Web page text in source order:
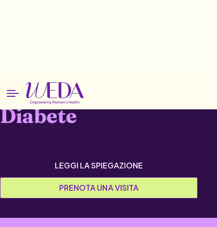
Patologie Diabete
Diabete
PRENOTA UNA VISITA
LEGGI LA SPIEGAZIONE